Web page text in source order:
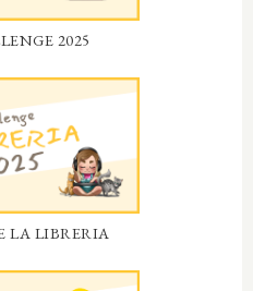
2025
LA LIBRERIA